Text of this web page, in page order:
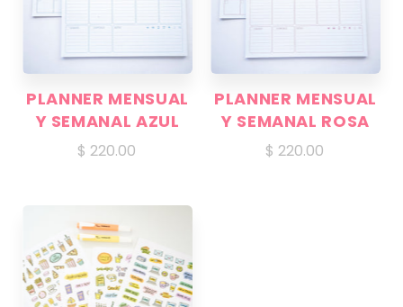
PLANNER MENSUAL
Y SEMANAL AZUL
$ 220.00
PLANNER MENSUAL
Y SEMANAL ROSA
$ 220.00